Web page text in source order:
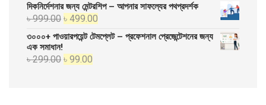
দিকনির্দেশনার জন্য মেন্টরশিপ – আপনার সাফল্যের পথপ্রদর্শক
৳999.00 Original
price
৳ 999.00.
৳ 499.00
price
৩০০০+ পাওয়ারপয়েন্ট টেমপ্লেট – প্রফেশনাল প্রেজেন্টেশনের জন্য
এক সমাধান!
৳299.00 Original
৳ 99.00